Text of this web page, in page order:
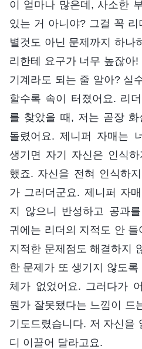
이 얼마나 많은데, 사소한
있는 거 아니야? 그걸 꼭
별것도 아닌 문제까지 하나
리한테 요구가 너무 높잖아
기계라도 되는 줄 알아? 실
할수록 속이 터졌어요. 리
를 찾았을 때, 저는 곧장 화
돌렸어요. 제니퍼 자매는
생기면 자기 자신은 인식
했죠. 자신을 전혀 인식하
가 그러더군요. 제니퍼 자
지 않으니 반성하고 공과
귀에는 리더의 지적도 안
지적한 문제점도 해결하지
한 문제가 또 생기지 않도
체가 없었어요. 그러다가
뭔가 잘못됐다는 느낌이 드
기도드렸습니다. 저 자신을
디 이끌어 달라고요.